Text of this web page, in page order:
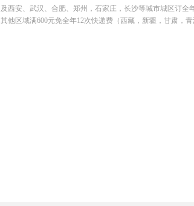
及西安、武汉、合肥、郑州，石家庄，长沙等城市城区订全
其他区域满600元免全年12次快递费（西藏，新疆，甘肃，